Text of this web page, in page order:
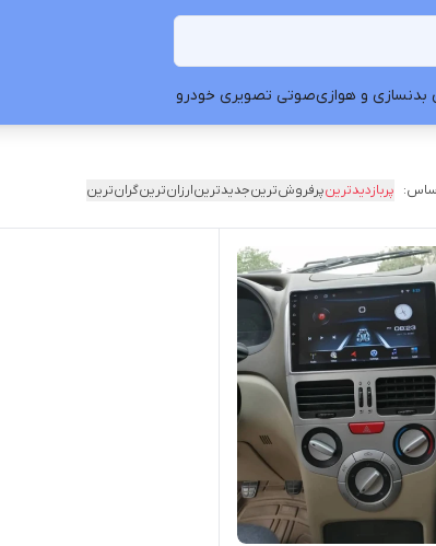
بدنسازی و هوازیصوتی تصویری خودرو
پربازدیدترینپرفروش‌ترینجدیدترینارزان‌ترینگران‌ترین